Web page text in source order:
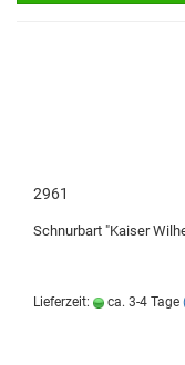
2961
Schnurbart "Kaiser
Lieferzeit: ca. 3-4 Tage